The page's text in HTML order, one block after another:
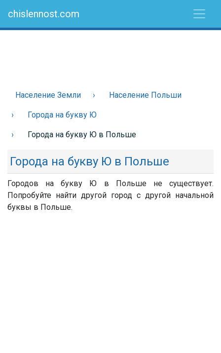
chislennost.com
Население Земли Население Польши
Города на букву Ю
Города на букву Ю в Польше
Города на букву Ю в Польше
Городов на букву Ю в Польше не существует.
Попробуйте найти другой город с другой начальной
буквы в Польше.